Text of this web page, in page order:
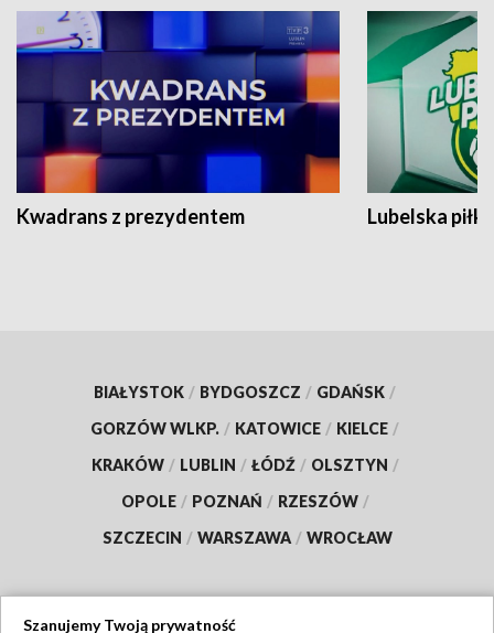
Kwadrans z prezydentem Lubelska piłka
BIAŁYSTOK / BYDGOSZCZ / GDAŃSK /
GORZÓW WLKP. / KATOWICE / KIELCE /
KRAKÓW / LUBLIN / ŁÓDŹ / OLSZTYN /
OPOLE / POZNAŃ / RZESZÓW /
SZCZECIN / WARSZAWA / WROCŁAW
Szanujemy Twoją prywatność